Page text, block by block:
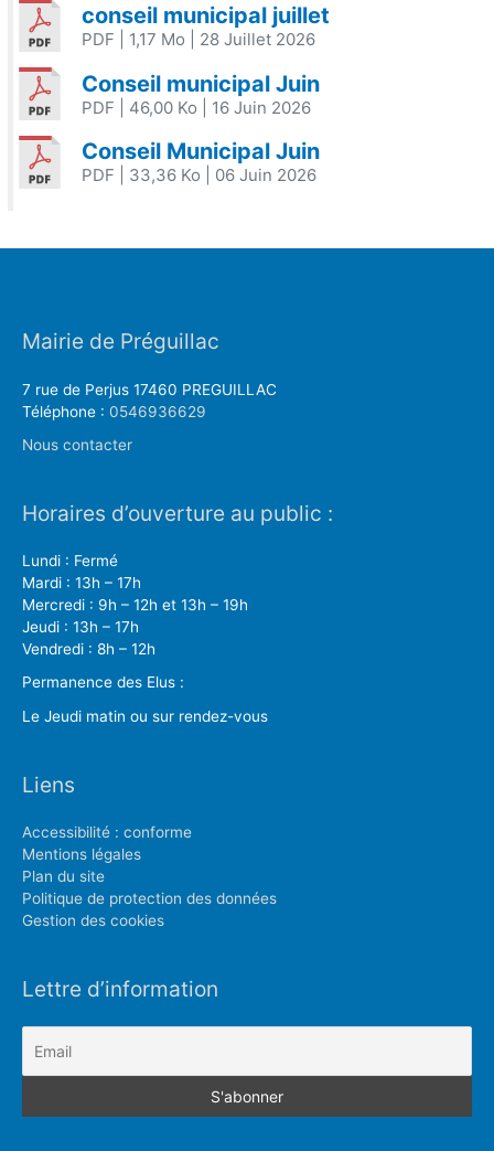
conseil municipal juillet
PDF | 1,17 Mo | 28 Juillet 2026
Conseil municipal Juin
PDF | 46,00 Ko | 16 Juin 2026
Conseil Municipal Juin
PDF | 33,36 Ko | 06 Juin 2026
Mairie de Préguillac
7 rue de Perjus 17460 PREGUILLAC
Téléphone : 0546936629
Nous contacter
Horaires d’ouverture au public :
Lundi : Fermé
Mardi : 13h – 17h
Mercredi : 9h – 12h et 13h – 19h
Jeudi : 13h – 17h
Vendredi : 8h – 12h
Permanence des Elus :
Le Jeudi matin ou sur rendez-vous
Liens
Accessibilité : conforme
Mentions légales
Plan du site
Politique de protection des données
Gestion des cookies
Lettre d’information